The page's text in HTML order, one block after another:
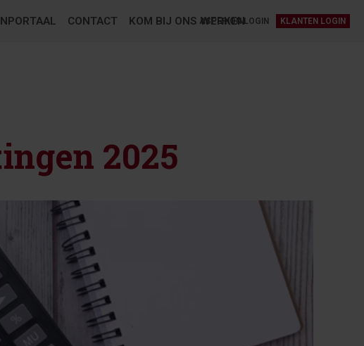
CONTACT KOM BIJ ONS WERKEN
ASPERION LOGIN KLANTEN LOGIN
2025